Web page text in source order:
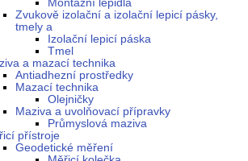
Montážní lepidla
Zvukově izolační a izolační lepicí pásky,
tmely a
Izolační lepicí páska
Tmel
a mazací technika
Antiadhezní prostředky
Mazací technika
Olejničky
Maziva a uvolňovací přípravky
Průmyslová maziva
přístroje
Geodetické měření